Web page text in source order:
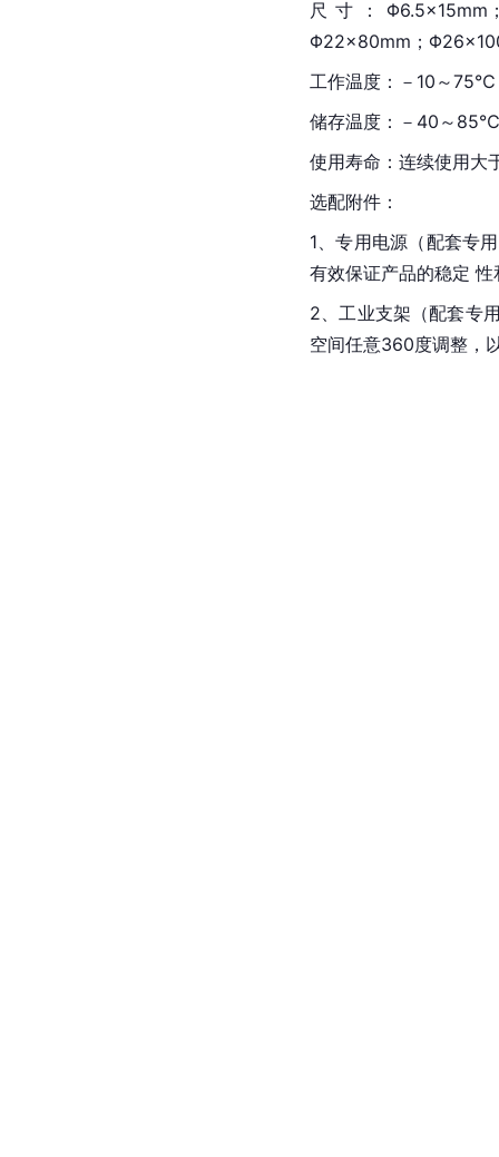
尺寸：Φ6.5×15mm
Φ22×80mm；
工作温度：－10～75℃
储存温度：－40～85℃
使用寿命：连续使用大
选配附件：
1、专用电源（配套专
有效保证产品的稳定
2、工业支架（配套专
空间任意360度调整，